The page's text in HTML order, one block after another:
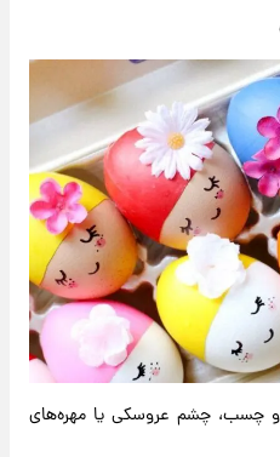
و چسب، چشم عروسکی یا مهره‌های